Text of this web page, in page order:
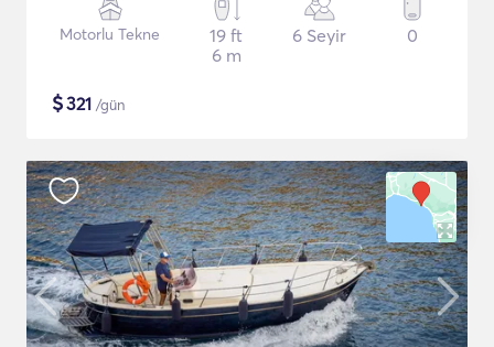
Motorlu Tekne
19 ft
6 m
6 Seyir 0
$321 /gün